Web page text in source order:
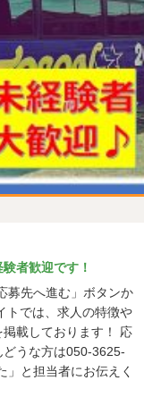
者歓迎です！
募先へ進む」ボタンか
トでは、求人の特徴や
載しております！ 応
うな方は050-3625-
と担当者にお伝えく